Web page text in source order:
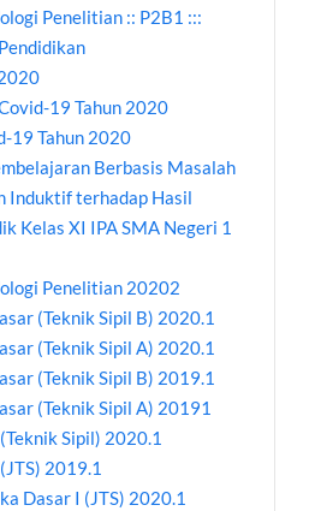
Penelitian :: P2B1 :::
19 Tahun 2020
19 Tahun 2020
Berbasis Masalah
Induktif terhadap Hasil
Kelas XI IPA SMA Negeri 1
Penelitian 20202
(Teknik Sipil B) 2020.1
(Teknik Sipil A) 2020.1
(Teknik Sipil B) 2019.1
(Teknik Sipil A) 20191
Sipil) 2020.1
2019.1
Dasar I (JTS) 2020.1